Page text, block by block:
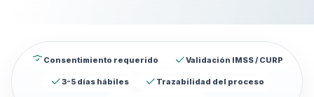
Consentimiento requerido Validación IMSS / CURP
3-5 días hábiles Trazabilidad del proceso